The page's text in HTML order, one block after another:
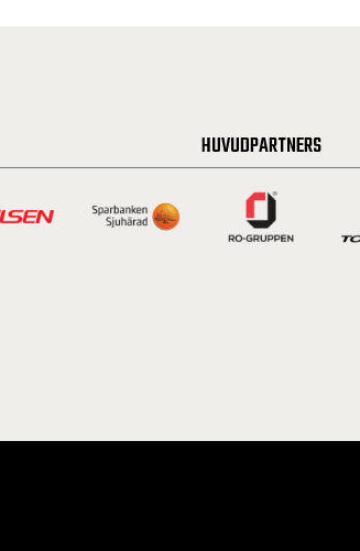
HUVUDPARTNERS